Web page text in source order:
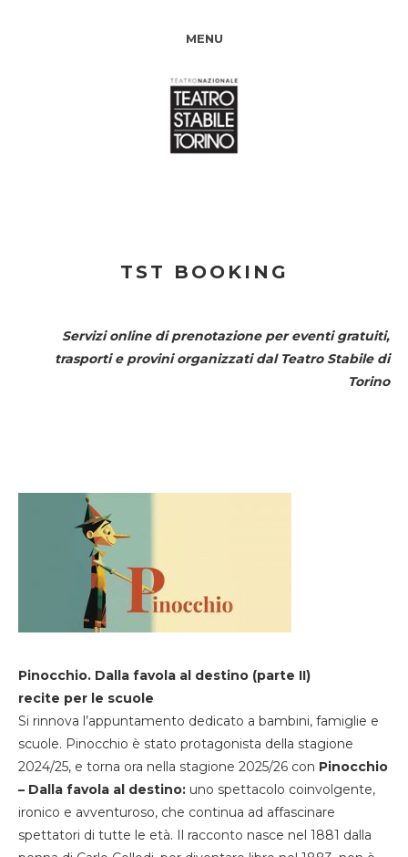
MENU
TST BOOKING
Servizi online di prenotazione per eventi gratuiti,
trasporti e provini organizzati dal Teatro Stabile di
Torino
Pinocchio. Dalla favola al destino (parte II)
recite per le scuole
Si rinnova l’appuntamento dedicato a bambini, famiglie e
scuole. Pinocchio è stato protagonista della stagione
2024/25, e torna ora nella stagione 2025/26 con Pinocchio
– Dalla favola al destino: uno spettacolo coinvolgente,
ironico e avventuroso, che continua ad affascinare
spettatori di tutte le età. Il racconto nasce nel 1881 dalla